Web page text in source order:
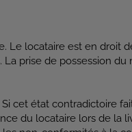
Le locataire est en droit
prise de possession du
cet état contradictoire
du locataire lors de la